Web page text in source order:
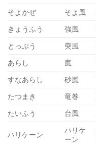
そよかぜ そよ風
きょうふう 強風
とっぷう 突風
あらし 嵐
すなあらし 砂嵐
たつまき 竜巻
たいふう 台風
ハリケーン
ハリケ
ーン